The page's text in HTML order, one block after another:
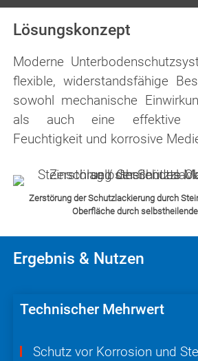
Lösungskonzept
Moderne
flexible, widerstandsfähige
sowohl mechanische
als auch eine effektive
Feuchtigkeit und korrosive
Zerstörung der Schutzlackierung durch
Oberfläche durch
Ergebnis & Nutzen
Technischer Mehrwert
Schutz vor Korrosion und